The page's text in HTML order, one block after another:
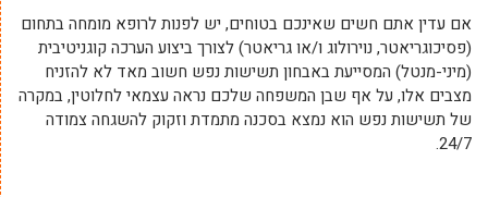
אם עדין אתם חשים שאינכם בטוחים, יש לפנות לרופא מומחה בתחום
(פסיכוגריאטר, נוירולוג ו/או גריאטר) לצורך ביצוע הערכה קוגניטיבית
(מיני-מנטל) המסייעת באבחון תשישות נפש חשוב מאד לא להזניח
מצבים אלו, על אף שבן המשפחה שלכם נראה עצמאי לחלוטין, במקרה
של תשישות נפש הוא נמצא בסכנה מתמדת וזקוק להשגחה צמודה
24/7.